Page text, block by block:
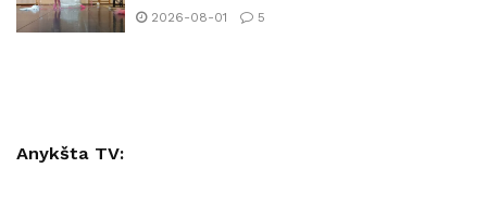
2026-08-01 5
Anykšta TV: